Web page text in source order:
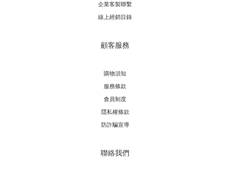
企業客製聯繫
線上經銷目錄
顧客服務
購物須知
服務條款
會員制度
隱私權條款
防詐騙宣導
聯絡我們